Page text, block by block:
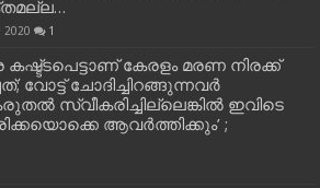
2020 1
കഷ്ട്ടപെട്ടാണ് കേരളം മരണ നിരക്ക്
വോട്ട് ചോദിച്ചിറങ്ങുന്നവർ
സ്വീകരിച്ചില്ലെങ്കിൽ ഇവിടെ
ആവർത്തിക്കും’ ;